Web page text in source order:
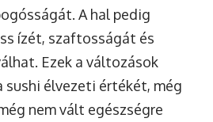
A hal pedig
ízét, szaftosságát és
Ezek a változások
sushi élvezeti értékét, még
nem vált egészségre